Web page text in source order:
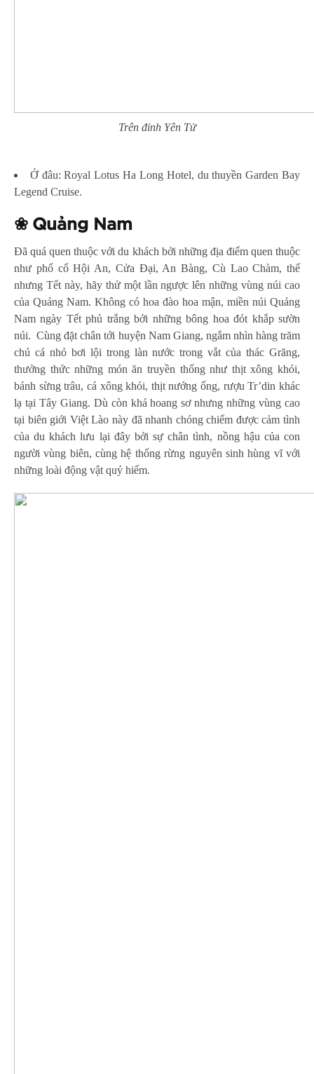
Trên đỉnh Yên Tử
Ở đâu: Royal Lotus Ha Long Hotel, du thuyền Garden Bay
Legend Cruise.
❀ Quảng Nam
Đã quá quen thuộc với du khách bởi những địa điểm quen thuộc
như phố cổ Hội An, Cửa Đại, An Bàng, Cù Lao Chàm, thế
nhưng Tết này, hãy thử một lần ngược lên những vùng núi cao
của Quảng Nam. Không có hoa đào hoa mận, miền núi Quảng
Nam ngày Tết phủ trắng bởi những bông hoa đót khắp sườn
núi. Cùng đặt chân tới huyện Nam Giang, ngắm nhìn hàng trăm
chú cá nhỏ bơi lội trong làn nước trong vắt của thác Grăng,
thưởng thức những món ăn truyền thống như thịt xông khói,
bánh sừng trâu, cá xông khói, thịt nướng ống, rượu Tr’din khác
lạ tại Tây Giang. Dù còn khá hoang sơ nhưng những vùng cao
tại biên giới Việt Lào này đã nhanh chóng chiếm được cảm tình
của du khách lưu lại đây bởi sự chân tình, nồng hậu của con
người vùng biên, cùng hệ thống rừng nguyên sinh hùng vĩ với
những loài động vật quý hiếm.